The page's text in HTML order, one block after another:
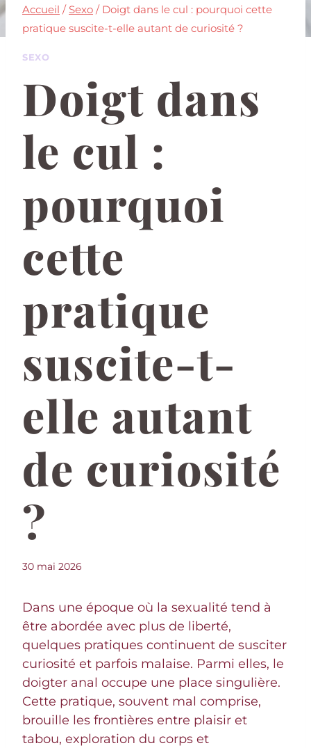
Accueil / Sexo / Doigt dans le cul : pourquoi cette
pratique suscite-t-elle autant de curiosité ?
SEXO
Doigt dans
le cul :
pourquoi
cette
pratique
suscite-t-
elle autant
de curiosité
?
30 mai 2026
Dans une époque où la sexualité tend à
être abordée avec plus de liberté,
quelques pratiques continuent de susciter
curiosité et parfois malaise. Parmi elles, le
doigter anal occupe une place singulière.
Cette pratique, souvent mal comprise,
brouille les frontières entre plaisir et
tabou, exploration du corps et